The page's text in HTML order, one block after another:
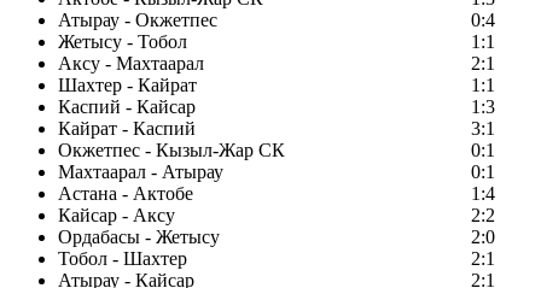
Атырау - Окжетпес
0:4
Жетысу - Тобол
1:1
Аксу - Махтаарал
2:1
Шахтер - Кайрат
1:1
Каспий - Кайсар
1:3
Кайрат - Каспий
3:1
Окжетпес - Кызыл-Жар СК
0:1
Махтаарал - Атырау
0:1
Астана - Актобе
1:4
Кайсар - Аксу
2:2
Ордабасы - Жетысу
2:0
Тобол - Шахтер
2:1
Атырау - Кайсар
2:1